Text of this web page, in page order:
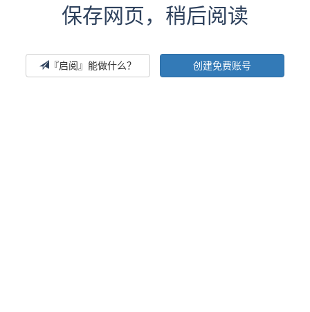
保存网页，稍后阅读
『启阅』能做什么？ 创建免费账号